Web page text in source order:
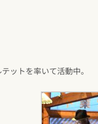
ットを率いて活動中。